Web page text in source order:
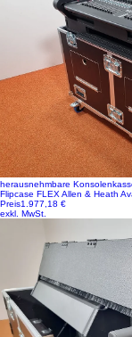
herausnehmbare
Flipcase FLEX Allen & Heath
Preis1.977,18 €
exkl. MwSt.